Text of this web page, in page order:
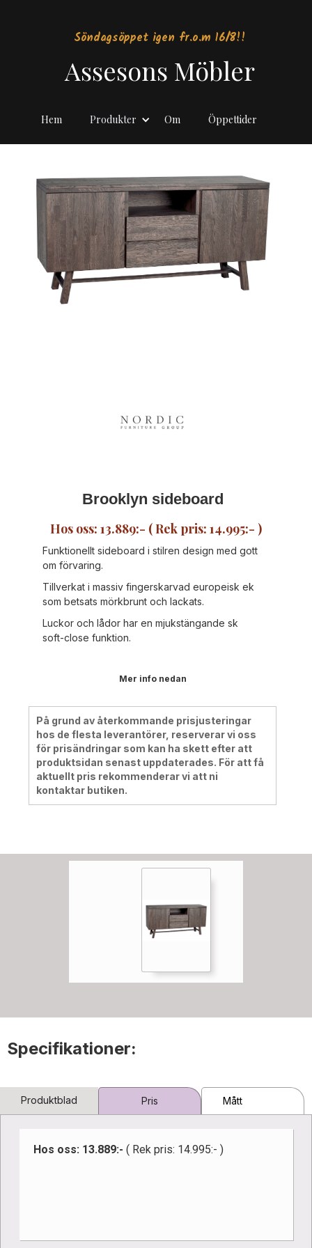
Söndagsöppet igen fr.o.m 16/8!!
Assesons Möbler
Hem Produkter Om Öppettider
Brooklyn sideboard
Hos oss: 13.889:- ( Rek pris: 14.995:- )
Funktionellt sideboard i stilren design med gott
om förvaring.
Tillverkat i massiv fingerskarvad europeisk ek
som betsats mörkbrunt och lackats.
Luckor och lådor har en mjukstängande sk
soft-close funktion.
Mer info nedan
På grund av återkommande prisjusteringar
hos de flesta leverantörer, reserverar vi oss
för prisändringar som kan ha skett efter att
produktsidan senast uppdaterades. För att få
aktuellt pris rekommenderar vi att ni
kontaktar butiken.
Specifikationer:
Produktblad Pris Mått
Hos oss: 13.889:- ( Rek pris: 14.995:- )